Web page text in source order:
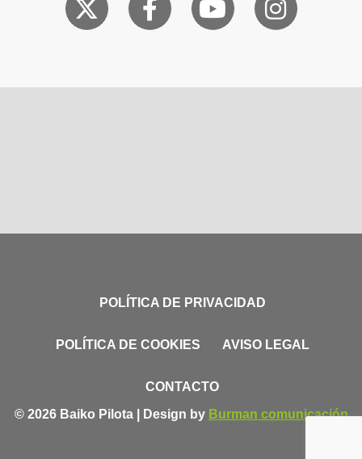
POLÍTICA DE PRIVACIDAD
POLÍTICA DE COOKIES AVISO LEGAL
CONTACTO
© 2026 Baiko Pilota | Design by Burman comunicación